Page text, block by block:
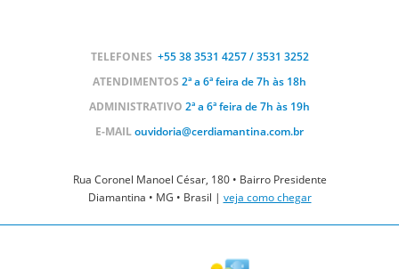
TELEFONES +55 383531 4257 / 3531 3252
ATENDIMENTOS 2ª a 6ª feira de 7h às 18h
ADMINISTRATIVO 2ª a 6ª feira de 7h às 19h
E-MAILouvidoria@cerdiamantina.com.br
Rua Coronel Manoel César, 180 • Bairro Presidente
Diamantina • MG • Brasil | veja como chegar